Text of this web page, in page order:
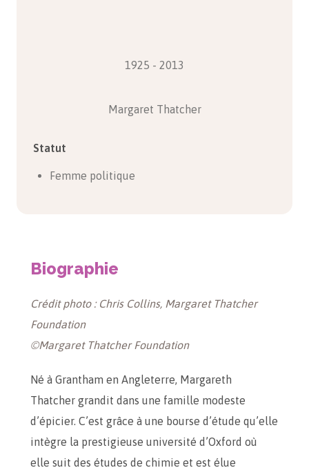
1925 - 2013
Margaret Thatcher
Statut
Femme politique
Biographie
Crédit photo : Chris Collins, Margaret Thatcher
Foundation
©Margaret Thatcher Foundation
Né à Grantham en Angleterre, Margareth
Thatcher grandit dans une famille modeste
d’épicier. C’est grâce à une bourse d’étude qu’elle
intègre la prestigieuse université d’Oxford où
elle suit des études de chimie et est élue